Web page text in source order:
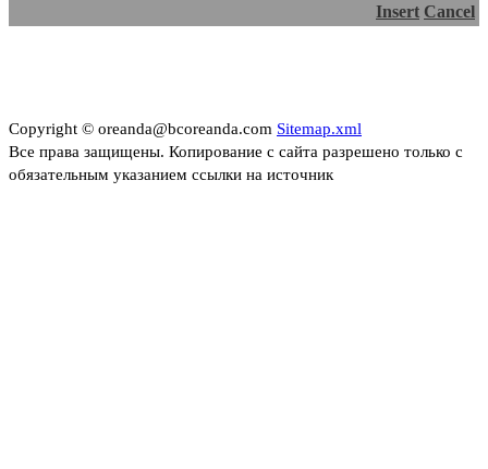
Insert Cancel
Copyright © oreanda@bcoreanda.com Sitemap.xml
Все права защищены. Копирование с сайта разрешено только с
обязательным указанием ссылки на источник